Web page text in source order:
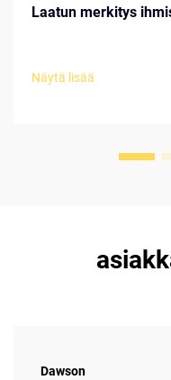
Laatun merkitys
Näytä lisää
Dawson